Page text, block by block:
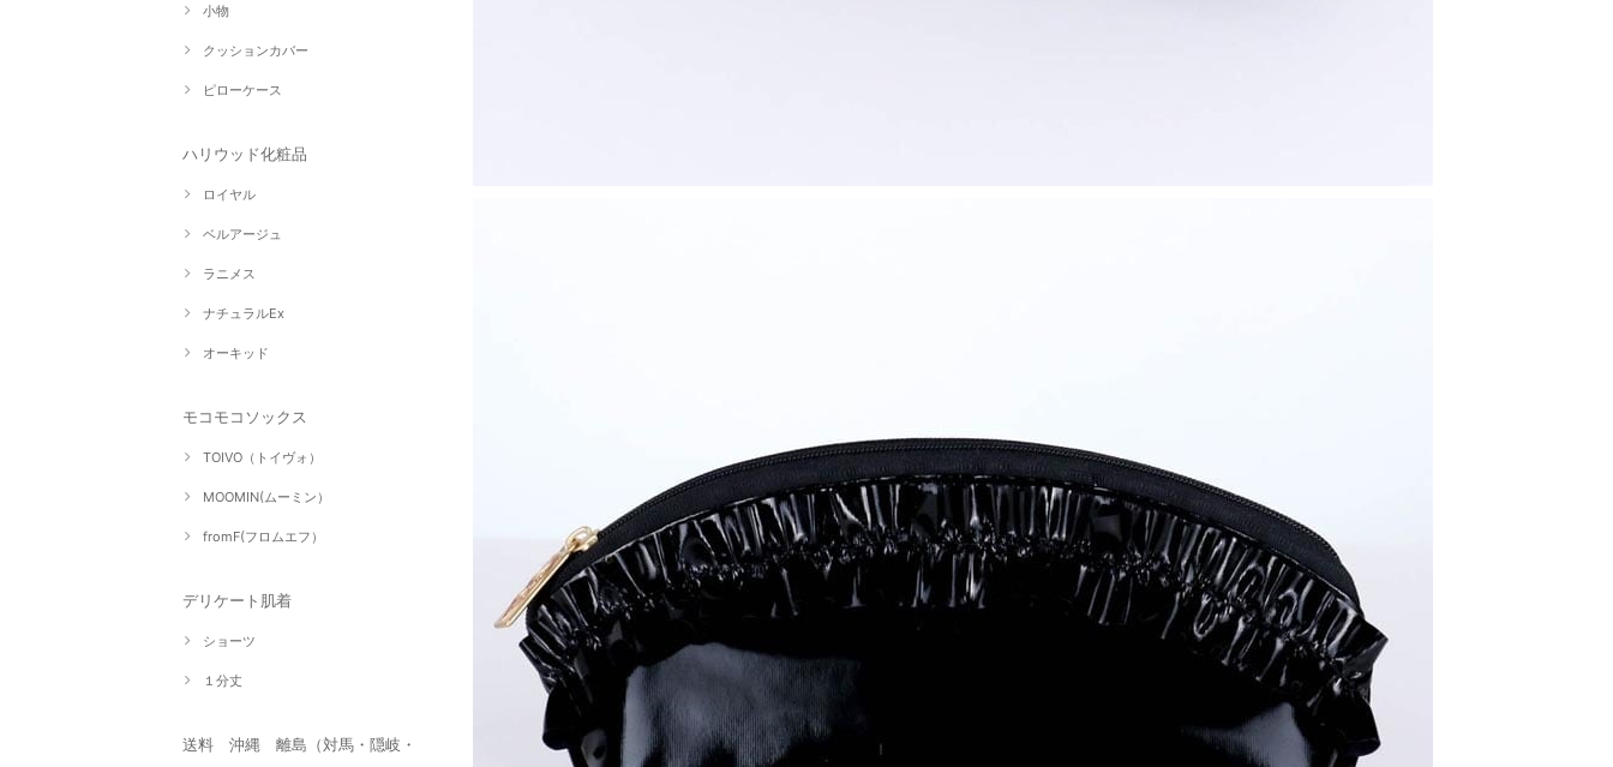
小物
クッションカバー
ピローケース
ハリウッド化粧品
ロイヤル
ベルアージュ
ラニメス
ナチュラルEx
オーキッド
モコモコソックス
TOIVO（トイヴォ）
MOOMIN(ムーミン）
fromF(フロムエフ）
デリケート肌着
ショーツ
１分丈
送料 沖縄 離島（対馬・隠岐・